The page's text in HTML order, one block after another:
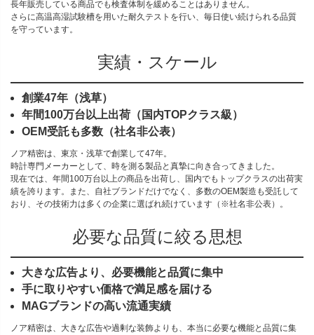
長年販売している商品でも検査体制を緩めることはありません。
さらに高温高湿試験槽を用いた耐久テストを行い、毎日使い続けられる品質
を守っています。
実績・スケール
創業47年（浅草）
年間100万台以上出荷（国内TOPクラス級）
OEM受託も多数（社名非公表）
ノア精密は、東京・浅草で創業して47年。
時計専門メーカーとして、時を測る製品と真摯に向き合ってきました。
現在では、年間100万台以上の商品を出荷し、国内でもトップクラスの出荷実
績を誇ります。また、自社ブランドだけでなく、多数のOEM製造も受託して
おり、その技術力は多くの企業に選ばれ続けています（※社名非公表）。
必要な品質に絞る思想
大きな広告より、必要機能と品質に集中
手に取りやすい価格で満足感を届ける
MAGブランドの高い流通実績
ノア精密は、大きな広告や過剰な装飾よりも、本当に必要な機能と品質に集